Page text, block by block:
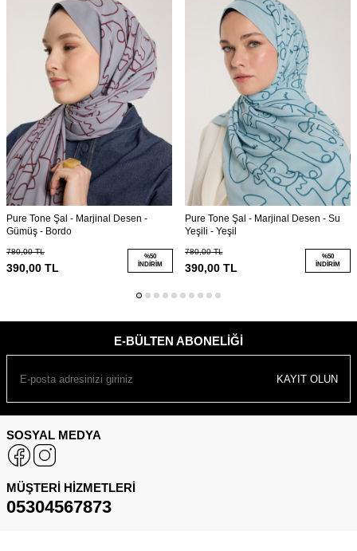
Pure Tone Şal - Marjinal Desen -
Gümüş - Bordo
780,00TL
390,00 TL
%50
İNDIRIM
Pure Tone Şal - Marjinal Desen - Su
Yeşili - Yeşil
780,00TL
390,00TL
%50
İNDIRIM
E-BÜLTEN ABONELIĞI
KAYIT OLUN
SOSYAL MEDYA
MÜŞTERI HIZMETLERI
05304567873